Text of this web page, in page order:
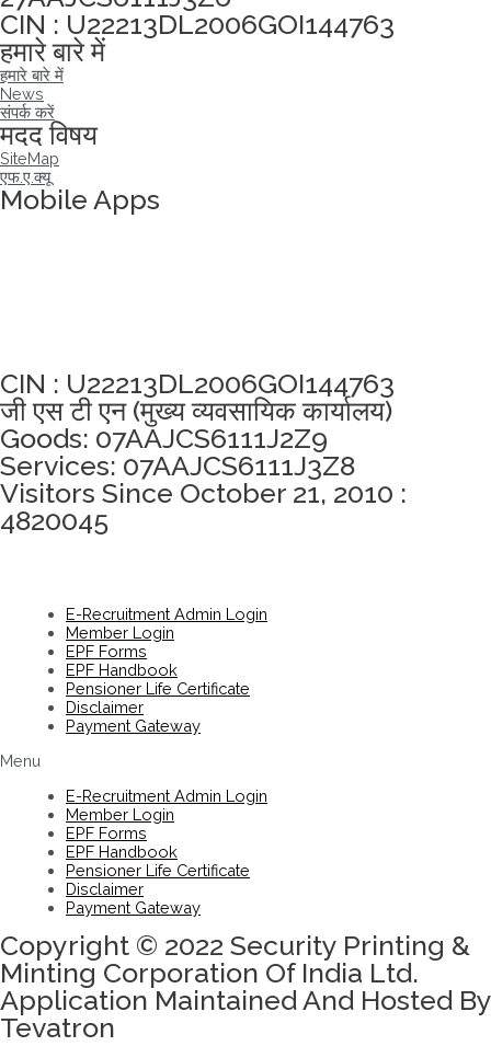
CIN : U22213DL2006GOI144763
हमारे बारे में
हमारे बारे में
News
संपर्क करें
मदद विषय
SiteMap
एफ.ए.क्यू
Mobile Apps
CIN : U22213DL2006GOI144763
जी एस टी एन (मुख्य व्यवसायिक कार्यालय)
Goods: 07AAJCS6111J2Z9
Services: 07AAJCS6111J3Z8
Visitors Since October 21, 2010 :
4820045
E-Recruitment Admin Login
Member Login
EPF Forms
EPF Handbook
Pensioner Life Certificate
Disclaimer
Payment Gateway
Menu
E-Recruitment Admin Login
Member Login
EPF Forms
EPF Handbook
Pensioner Life Certificate
Disclaimer
Payment Gateway
Copyright © 2022 Security Printing &
Minting Corporation Of India Ltd.
Application Maintained And Hosted By
Tevatron